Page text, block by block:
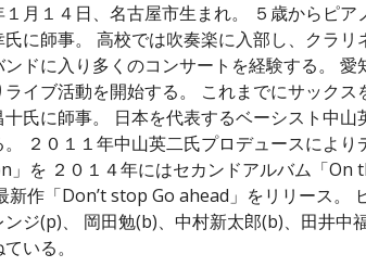
１月１４日、名古屋市生まれ。 ５歳からピ
氏に師事。 高校では吹奏楽に入部し、クラ
ドに入り多くのコンサートを経験する。 愛
イブ活動を開始する。 これまでにサック
十氏に師事。 日本を代表するベーシスト中
２０１１年中山英二氏プロデュースによ
」を ２０１４年にはセカンドアルバム「On
新作「Don’t stop Go ahead」をリリース。
ンジ(p)、 岡田勉(b)、中村新太郎(b)、田井中
いる。